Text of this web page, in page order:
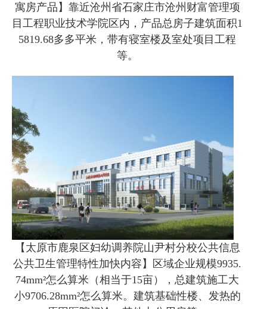
寓房产品】靠近沧州省石家庄市沧州财富管理项
目工程职业技术学院区内，产品总房子建筑面积1
5819.68多多平米，带有寝室楼及室处项目工程
等。
【太原市鹿泉区妇幼调养院山尹村分校公共信息
公共卫生管理特性加快内容】区域企业规模9935.
74mm²怎么算米（相当于15亩），总建筑施工大
小9706.28mm²怎么算米。建筑基础性楼、发热的